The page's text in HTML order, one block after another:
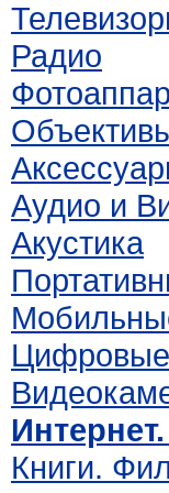
Радио
Аудио и
Акустика
Цифровые
Книги.